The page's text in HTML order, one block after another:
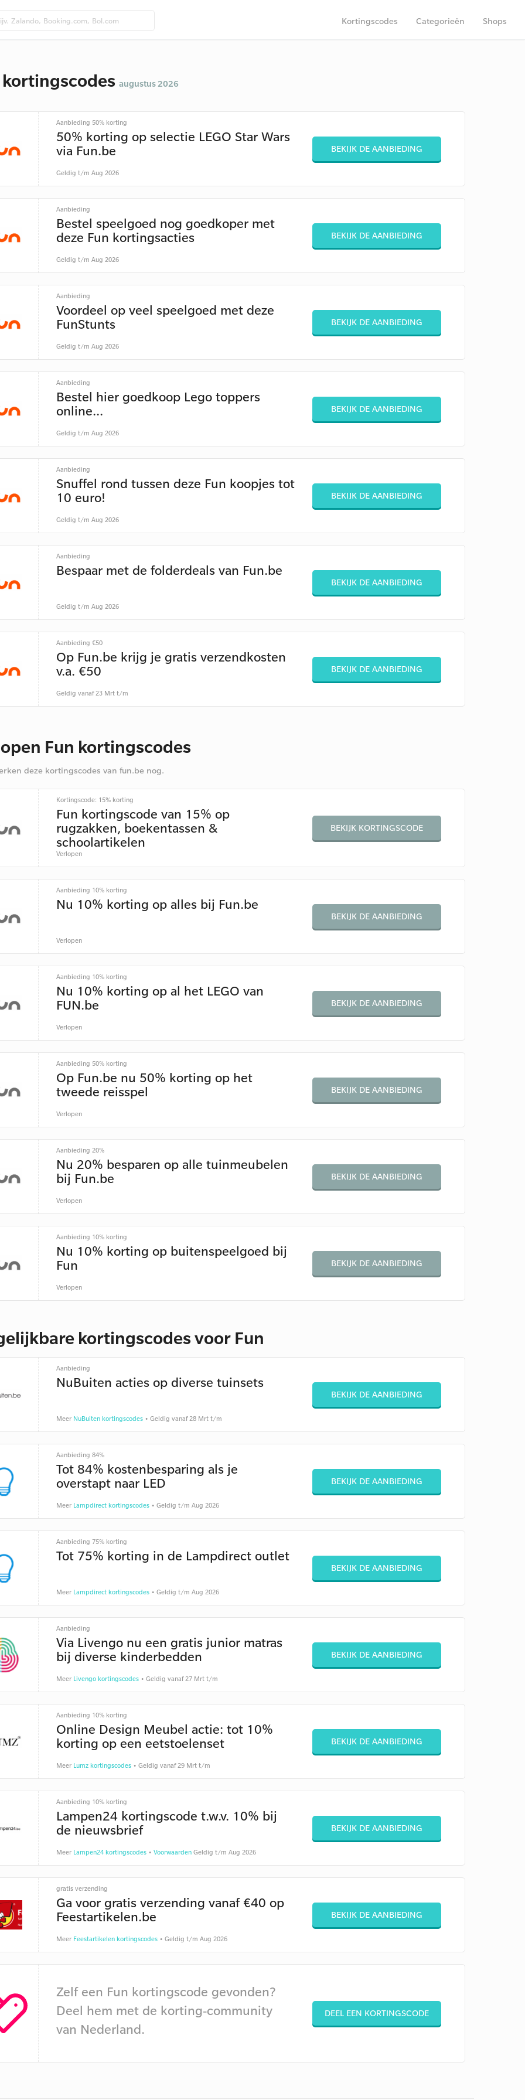
Kortingscodes Categorieën Shops
augustus 2026
Aanbieding 50% korting
50% korting op selectie LEGO Star Wars
via Fun.be
Geldig t/m Aug 2026
BEKIJK DE AANBIEDING
Aanbieding
Bestel speelgoed nog goedkoper met
deze Fun kortingsacties
Geldig t/m Aug 2026
BEKIJK DE AANBIEDING
Aanbieding
Voordeel op veel speelgoed met deze
FunStunts
Geldig t/m Aug 2026
BEKIJK DE AANBIEDING
Aanbieding
Bestel hier goedkoop Lego toppers
online...
Geldig t/m Aug 2026
BEKIJK DE AANBIEDING
Aanbieding
Snuffel rond tussen deze Fun koopjes tot
10 euro!
Geldig t/m Aug 2026
BEKIJK DE AANBIEDING
Aanbieding
Bespaar met de folderdeals van Fun.be
Geldig t/m Aug 2026
BEKIJK DE AANBIEDING
Aanbieding €50
Op Fun.be krijg je gratis verzendkosten
v.a. €50
Geldig vanaf 23 Mrt t/m
BEKIJK DE AANBIEDING
Fun kortingscodes
deze kortingscodes van fun.be nog.
Kortingscode: 15% korting
Fun kortingscode van 15% op
rugzakken, boekentassen &
schoolartikelen
Verlopen
BEKIJK KORTINGSCODE
Aanbieding 10% korting
Nu 10% korting op alles bij Fun.be
Verlopen
BEKIJK DE AANBIEDING
Aanbieding 10% korting
Nu 10% korting op al het LEGO van
FUN.be
Verlopen
BEKIJK DE AANBIEDING
Aanbieding 50% korting
Op Fun.be nu 50% korting op het
tweede reisspel
Verlopen
BEKIJK DE AANBIEDING
Aanbieding 20%
Nu 20% besparen op alle tuinmeubelen
bij Fun.be
Verlopen
BEKIJK DE AANBIEDING
Aanbieding 10% korting
Nu 10% korting op buitenspeelgoed bij
Fun
Verlopen
BEKIJK DE AANBIEDING
kortingscodes voor Fun
Aanbieding
NuBuiten acties op diverse tuinsets
Meer NuBuiten kortingscodes• Geldig vanaf 28 Mrt t/m
BEKIJK DE AANBIEDING
Aanbieding 84%
Tot 84% kostenbesparing als je
overstapt naar LED
Meer Lampdirect kortingscodes• Geldig t/m Aug 2026
BEKIJK DE AANBIEDING
Aanbieding 75% korting
Tot 75% korting in de Lampdirect outlet
Meer Lampdirect kortingscodes• Geldig t/m Aug 2026
BEKIJK DE AANBIEDING
Aanbieding
Via Livengo nu een gratis junior matras
bij diverse kinderbedden
Meer Livengo kortingscodes• Geldig vanaf 27 Mrt t/m
BEKIJK DE AANBIEDING
Aanbieding 10% korting
Online Design Meubel actie: tot 10%
korting op een eetstoelenset
Meer Lumz kortingscodes• Geldig vanaf 29 Mrt t/m
BEKIJK DE AANBIEDING
Aanbieding 10% korting
Lampen24 kortingscode t.w.v. 10% bij
de nieuwsbrief
Meer Lampen24 kortingscodes• VoorwaardenGeldig t/m Aug 2026
BEKIJK DE AANBIEDING
gratis verzending
Ga voor gratis verzending vanaf €40 op
Feestartikelen.be
Meer Feestartikelen kortingscodes• Geldig t/m Aug 2026
BEKIJK DE AANBIEDING
Zelf een Fun kortingscode gevonden?
Deel hem met de korting-community
van Nederland.
DEEL EEN KORTINGSCODE